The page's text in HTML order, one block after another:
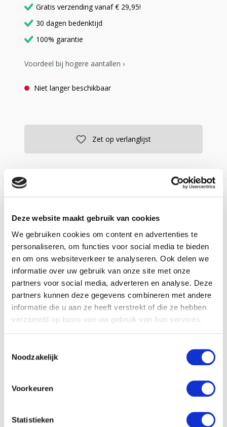
Deze website maakt gebruik van cookies
We gebruiken cookies om content en advertenties te
personaliseren, om functies voor social media te bieden
en om ons websiteverkeer te analyseren. Ook delen we
informatie over uw gebruik van onze site met onze
partners voor social media, adverteren en analyse. Deze
partners kunnen deze gegevens combineren met andere
informatie die u aan ze heeft verstrekt of die ze hebben
verzameld op basis van uw gebruik van hun services.
Noodzakelijk
Voorkeuren
Statistieken
Gratis verzending vanaf € 29,95!
30 dagen bedenktijd
100% garantie
Voordeel bij hogere aantallen ›
Niet langer beschikbaar
Zet op verlanglijst
Omschrijving
Omschrijving
Balpen rood Je bent
een parel